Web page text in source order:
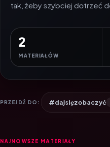
tak, żeby szybciej dotrzeć
2
MATERIAŁÓW
PRZEJDŹ DO: #dajsięzobaczyć
NAJNOWSZE MATERIAŁY